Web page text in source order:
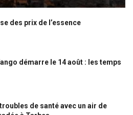
des prix de l’essence
démarre le 14 août : les temps
de santé avec un air de